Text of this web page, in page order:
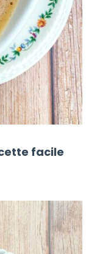
facile